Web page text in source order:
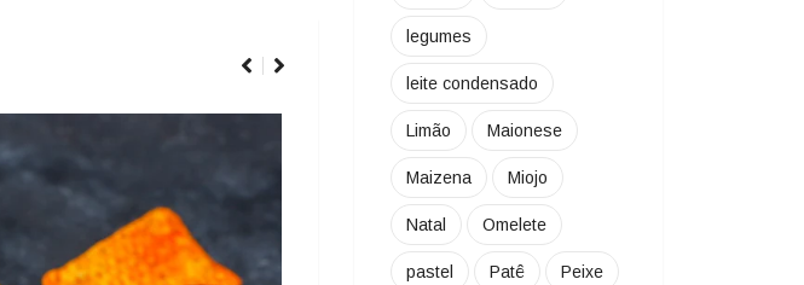
ARROZ E RISOTOS
legumes
leite condensado
Limão Maionese
Maizena Miojo
Natal Omelete
pastel Patê Peixe